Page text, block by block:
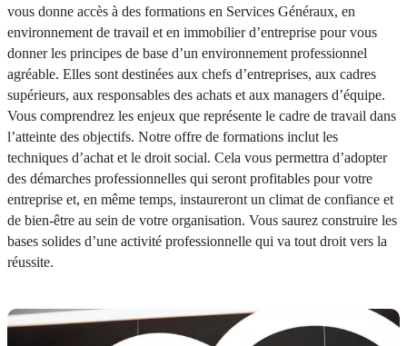
vous donne accès à des formations en Services Généraux, en
environnement de travail et en immobilier d’entreprise pour vous
donner les principes de base d’un environnement professionnel
agréable. Elles sont destinées aux chefs d’entreprises, aux cadres
supérieurs, aux responsables des achats et aux managers d’équipe.
Vous comprendrez les enjeux que représente le cadre de travail dans
l’atteinte des objectifs. Notre offre de formations inclut les
techniques d’achat et le droit social. Cela vous permettra d’adopter
des démarches professionnelles qui seront profitables pour votre
entreprise et, en même temps, instaureront un climat de confiance et
de bien-être au sein de votre organisation. Vous saurez construire les
bases solides d’une activité professionnelle qui va tout droit vers la
réussite.